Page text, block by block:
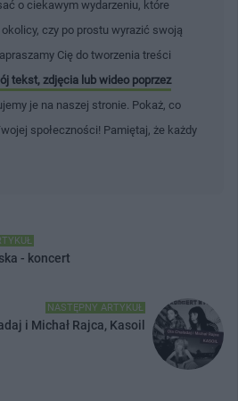
o ciekawym wydarzeniu, które
czy po prostu wyrazić swoją
Cię do tworzenia treści
tekst, zdjęcia lub wideo poprzez
je na naszej stronie. Pokaż, co
społeczności! Pamiętaj, że każdy
- koncert
NASTĘPNY ARTYKUŁ
i Michał Rajca, Kasoil